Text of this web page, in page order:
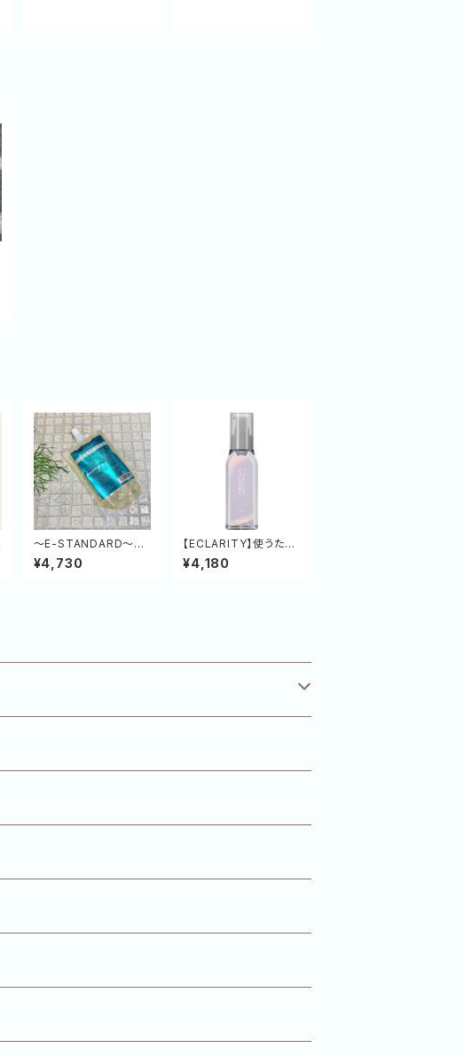
～E-STANDARD～シ
ャンプー ポジティブリ
ペア（緑）500ml (詰め
¥4,730
【ECLARITY】使うたび
未傷の美しさを。ダイヤ
のように強く、ツヤめく
¥4,180